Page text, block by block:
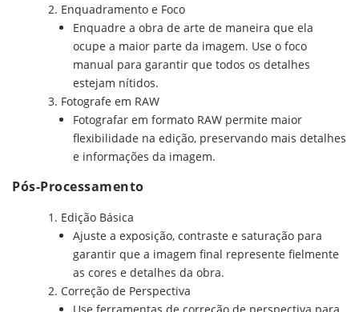
Enquadramento e Foco
Enquadre a obra de arte de maneira que ela
ocupe a maior parte da imagem. Use o foco
manual para garantir que todos os detalhes
estejam nítidos.
Fotografe em RAW
Fotografar em formato RAW permite maior
flexibilidade na edição, preservando mais detalhes
e informações da imagem.
Pós-Processamento
Edição Básica
Ajuste a exposição, contraste e saturação para
garantir que a imagem final represente fielmente
as cores e detalhes da obra.
Correção de Perspectiva